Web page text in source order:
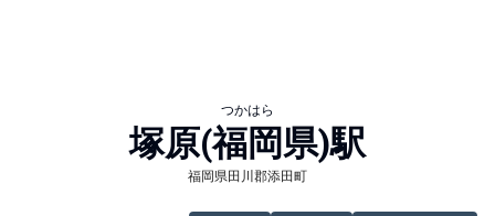
つかはら
塚原(福岡県)駅
福岡県田川郡添田町